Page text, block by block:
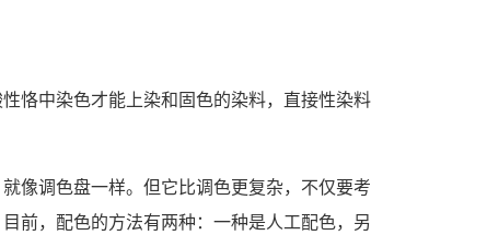
恪中染色才能上染和固色的染料，直接性染料
像调色盘一样。但它比调色更复杂，不仅要考
前，配色的方法有两种：一种是人工配色，另